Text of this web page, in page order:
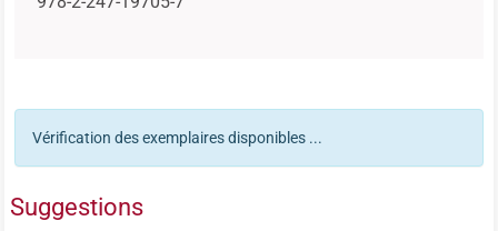
Vérification des exemplaires disponibles ...
Suggestions